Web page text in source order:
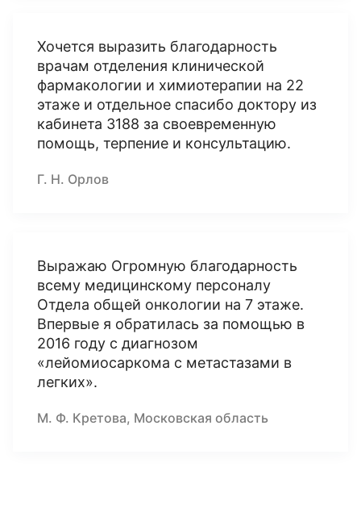
Хочется выразить благодарность
врачам отделения клинической
фармакологии и химиотерапии на 22
этаже и отдельное спасибо доктору из
кабинета 3188 за своевременную
помощь, терпение и консультацию.
Г. Н. Орлов
Выражаю Огромную благодарность
всему медицинскому персоналу
Отдела общей онкологии на 7 этаже.
Впервые я обратилась за помощью в
2016 году с диагнозом
«лейомиосаркома с метастазами в
легких».
М. Ф. Кретова, Московская область